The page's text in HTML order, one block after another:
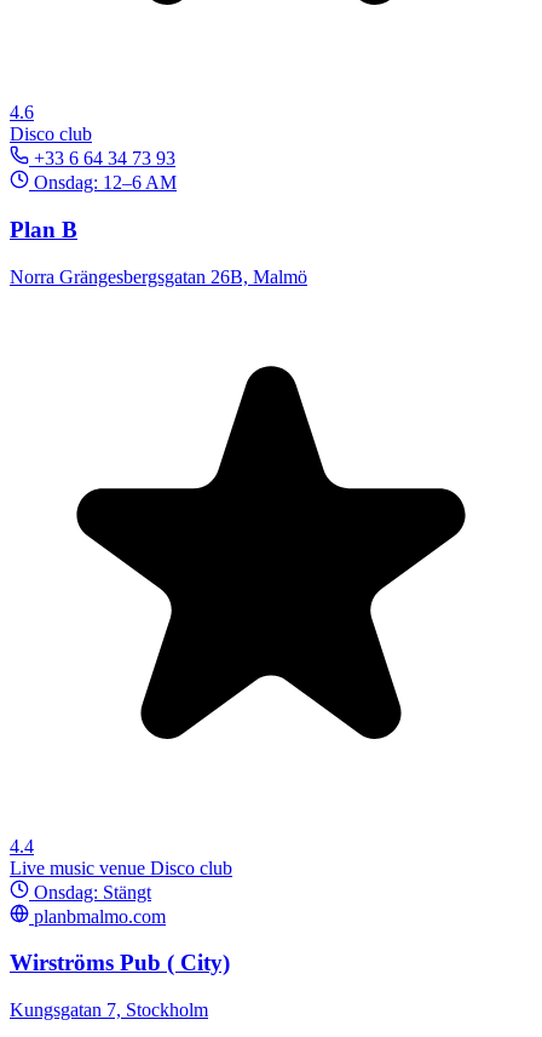
4.6
Disco club
+33 6 64 34 73 93
Onsdag: 12–6 AM
Plan B
Norra Grängesbergsgatan 26B, Malmö
4.4
Live music venue Disco club
Onsdag: Stängt
planbmalmo.com
Wirströms Pub ( City)
Kungsgatan 7, Stockholm